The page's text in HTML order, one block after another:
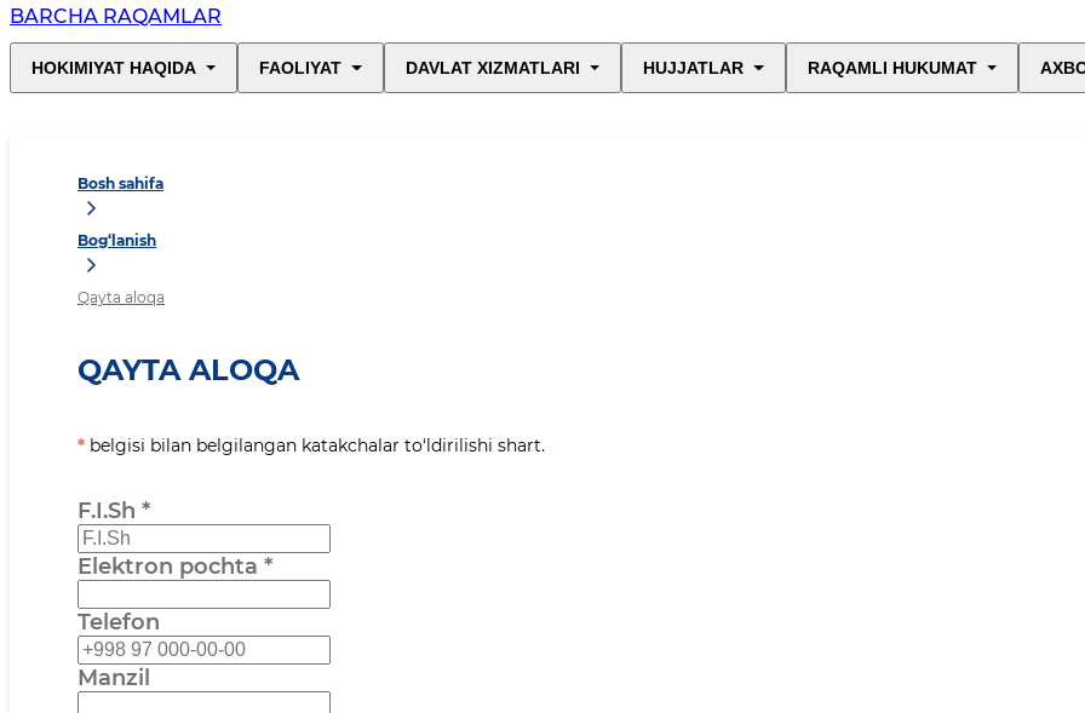
BARCHA RAQAMLAR
HOKIMIYAT HAQIDA FAOLIYAT DAVLAT XIZMATLARI HUJJATLAR RAQAMLI HUKUMAT
Bosh sahifa
Bog‘lanish
Qayta aloqa
QAYTA ALOQA
* belgisi bilan belgilangan katakchalar to‘ldirilishi shart.
F.I.Sh *
Elektron pochta *
Telefon
Manzil